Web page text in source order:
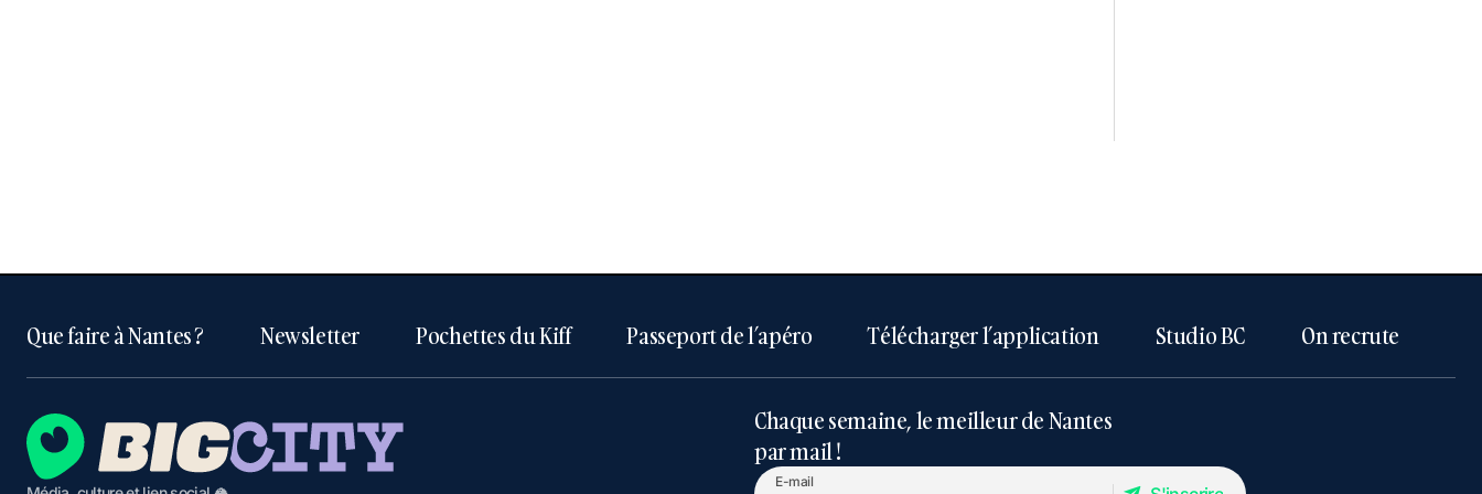
Que faire à Nantes ? Newsletter Pochettes du Kiff Passeport de l’apéro Télécharger l’application Studio BC On recrute
Chaque semaine, le meilleur de Nantes
par mail !
E-mail